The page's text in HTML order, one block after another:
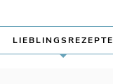
LIEBLINGSREZEPTE